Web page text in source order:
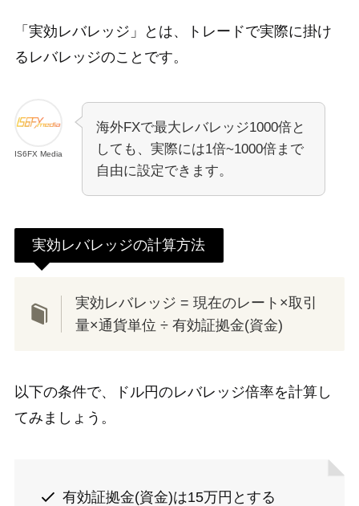
「実効レバレッジ」とは、トレードで実際に掛け
るレバレッジのことです。
IS6FX Media
海外FXで最大レバレッジ1000倍と
しても、実際には1倍~1000倍まで
自由に設定できます。
実効レバレッジの計算方法
実効レバレッジ = 現在のレート×取引
量×通貨単位 ÷ 有効証拠金(資金)
以下の条件で、ドル円のレバレッジ倍率を計算し
てみましょう。
有効証拠金(資金)は15万円とする